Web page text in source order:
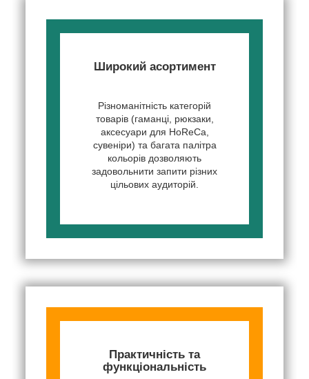
Широкий асортимент
Різноманітність категорій
товарів (гаманці, рюкзаки,
аксесуари для HoReCa,
сувеніри) та багата палітра
кольорів дозволяють
задовольнити запити різних
цільових аудиторій.
Практичність та
функціональність